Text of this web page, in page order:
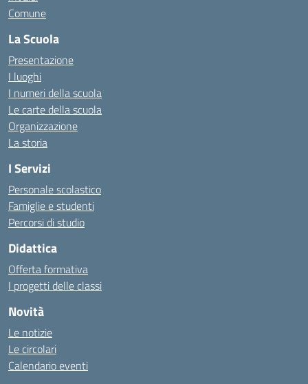
Comune
La Scuola
Presentazione
I luoghi
I numeri della scuola
Le carte della scuola
Organizzazione
La storia
I Servizi
Personale scolastico
Famiglie e studenti
Percorsi di studio
Didattica
Offerta formativa
I progetti delle classi
Novità
Le notizie
Le circolari
Calendario eventi